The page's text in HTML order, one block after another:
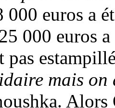
000 euros a
000 euros
pas
mais on